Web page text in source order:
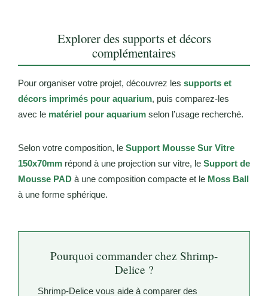
Explorer des supports et décors
complémentaires
Pour organiser votre projet, découvrez les supports et
décors imprimés pour aquarium, puis comparez-les
avec le matériel pour aquarium selon l’usage recherché.
Selon votre composition, le Support Mousse Sur Vitre
150x70mm répond à une projection sur vitre, le Support de
Mousse PAD à une composition compacte et le Moss Ball
à une forme sphérique.
Pourquoi commander chez Shrimp-
Delice ?
Shrimp-Delice vous aide à comparer des